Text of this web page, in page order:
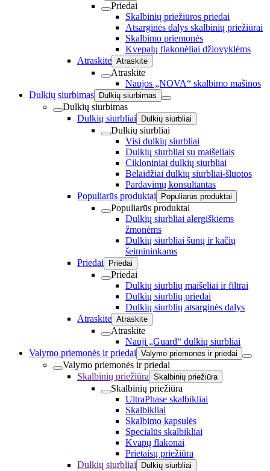
Priedai
Skalbinių priežiūros priedai
Atsarginės dalys skalbinių priežiūrai
Skalbimo priemonės
Kvepalų flakonėliai džiovyklėms
Atraskite Atraskite
Atraskite
Naujos „NOVA“ skalbimo mašinos
Dulkių siurbimas
Dulkių siurbimas
Dulkių siurbimas
Dulkių siurbliai
Dulkių siurbliai
Dulkių siurbliai
Visi dulkių siurbliai
Dulkių siurbliai su maišeliais
Cikloniniai dulkių siurbliai
Belaidžiai dulkių siurbliai-šluotos
Pardavimų konsultantas
Populiarūs produktai
Populiarūs produktai
Populiarūs produktai
Dulkių siurbliai alergiškiems
žmonėms
Dulkių siurbliai šunų ir kačių
šeimininkams
Priedai
Priedai
Priedai
Dulkių siurblių maišeliai ir filtrai
Dulkių siurblių priedai
Dulkių siurblių atsarginės dalys
Atraskite Atraskite
Atraskite
Nauji „Guard“ dulkių siurbliai
Valymo priemonės ir priedai Valymo priemonės ir priedai
Valymo priemonės ir priedai
Skalbinių priežiūra Skalbinių priežiūra
Skalbinių priežiūra
UltraPhase skalbikliai
Skalbikliai
Skalbimo kapsulės
Specialūs skalbikliai
Kvapų flakonai
Prietaisų priežiūra
Dulkių siurbliai
Dulkių siurbliai